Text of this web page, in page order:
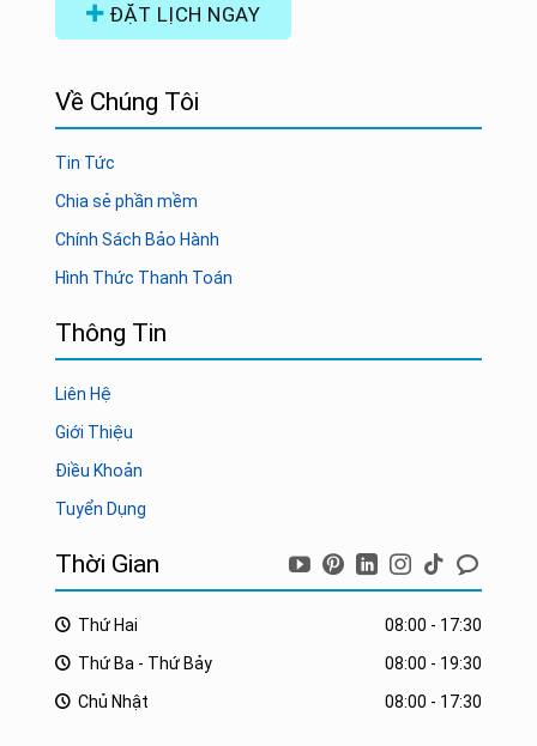
ĐẶT LỊCH NGAY
Về Chúng Tôi
Tin Tức
Chia sẻ phần mềm
Chính Sách Bảo Hành
Hình Thức Thanh Toán
Thông Tin
Liên Hệ
Giới Thiệu
Điều Khoản
Tuyển Dụng
Thời Gian
Thứ Hai
08:00 - 17:30
Thứ Ba - Thứ Bảy
08:00 - 19:30
Chủ Nhật
08:00 - 17:30